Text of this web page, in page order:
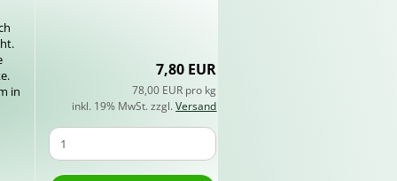
in
7,80 EUR
78,00 EUR pro kg
inkl. 19% MwSt. zzgl.Versand